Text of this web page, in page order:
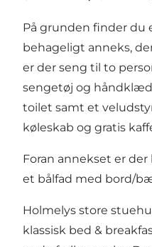
På grunden finder du
behageligt anneks,
er der seng til to
sengetøj og
toilet samt et
køleskab og gratis
Foran annekset er der
et bålfad med bord/
Holmelys store
klassisk bed &